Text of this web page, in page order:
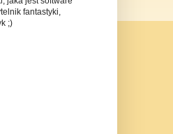
fantastyki,
;)